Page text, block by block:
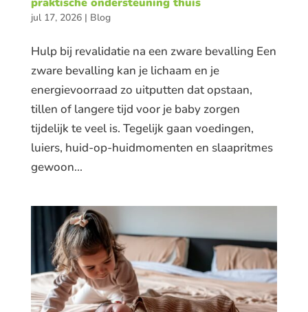
jul 17, 2026| Blog
Hulp bij revalidatie na een zware bevalling Een
zware bevalling kan je lichaam en je
energievoorraad zo uitputten dat opstaan,
tillen of langere tijd voor je baby zorgen
tijdelijk te veel is. Tegelijk gaan voedingen,
luiers, huid-op-huidmomenten en slaapritmes
gewoon...